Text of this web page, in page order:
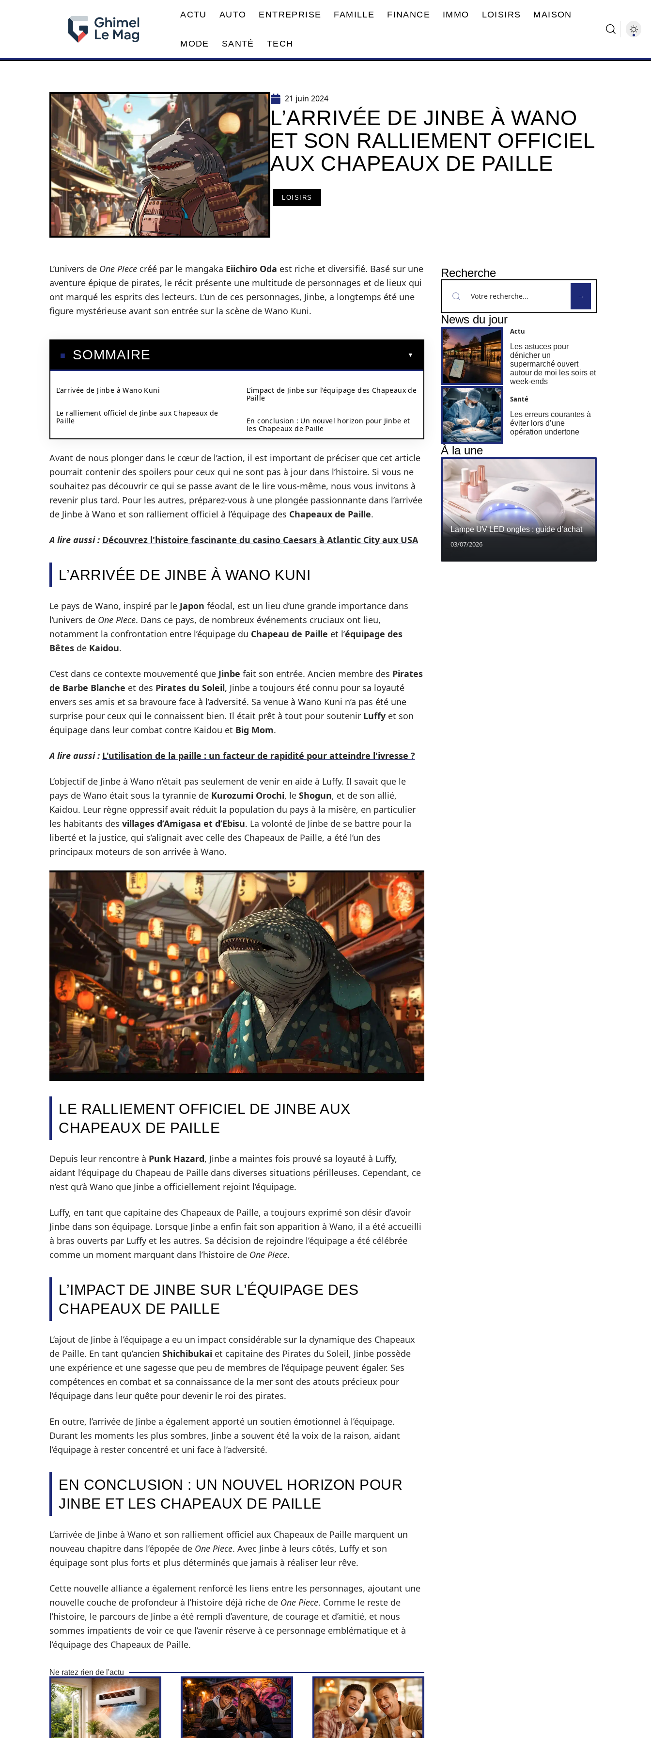
ACTU AUTO ENTREPRISE FAMILLE FINANCE IMMO LOISIRS MAISON
MODE SANTÉ TECH
21 juin 2024
L’ARRIVÉE DE JINBE À WANO
ET SON RALLIEMENT OFFICIEL
AUX CHAPEAUX DE PAILLE
LOISIRS
L’univers de One Piece créé par le mangaka Eiichiro Oda est riche et diversifié. Basé sur une
aventure épique de pirates, le récit présente une multitude de personnages et de lieux qui
ont marqué les esprits des lecteurs. L’un de ces personnages, Jinbe, a longtemps été une
figure mystérieuse avant son entrée sur la scène de Wano Kuni.
SOMMAIRE
L’arrivée de Jinbe à Wano Kuni
Le ralliement officiel de Jinbe aux Chapeaux de
Paille
L’impact de Jinbe sur l’équipage des Chapeaux de
Paille
En conclusion : Un nouvel horizon pour Jinbe et
les Chapeaux de Paille
Avant de nous plonger dans le cœur de l’action, il est important de préciser que cet article
pourrait contenir des spoilers pour ceux qui ne sont pas à jour dans l’histoire. Si vous ne
souhaitez pas découvrir ce qui se passe avant de le lire vous-même, nous vous invitons à
revenir plus tard. Pour les autres, préparez-vous à une plongée passionnante dans l’arrivée
de Jinbe à Wano et son ralliement officiel à l’équipage des Chapeaux de Paille.
A lire aussi : Découvrez l'histoire fascinante du casino Caesars à Atlantic City aux USA
L’ARRIVÉE DE JINBE À WANO KUNI
Le pays de Wano, inspiré par le Japon féodal, est un lieu d’une grande importance dans
l’univers de One Piece. Dans ce pays, de nombreux événements cruciaux ont lieu,
notamment la confrontation entre l’équipage du Chapeau de Paille et l’équipage des
Bêtes de Kaidou.
C’est dans ce contexte mouvementé que Jinbe fait son entrée. Ancien membre des Pirates
de Barbe Blanche et des Pirates du Soleil, Jinbe a toujours été connu pour sa loyauté
envers ses amis et sa bravoure face à l’adversité. Sa venue à Wano Kuni n’a pas été une
surprise pour ceux qui le connaissent bien. Il était prêt à tout pour soutenir Luffy et son
équipage dans leur combat contre Kaidou et Big Mom.
A lire aussi : L'utilisation de la paille : un facteur de rapidité pour atteindre l'ivresse ?
L’objectif de Jinbe à Wano n’était pas seulement de venir en aide à Luffy. Il savait que le
pays de Wano était sous la tyrannie de Kurozumi Orochi, le Shogun, et de son allié,
Kaidou. Leur règne oppressif avait réduit la population du pays à la misère, en particulier
les habitants des villages d’Amigasa et d’Ebisu. La volonté de Jinbe de se battre pour la
liberté et la justice, qui s’alignait avec celle des Chapeaux de Paille, a été l’un des
principaux moteurs de son arrivée à Wano.
LE RALLIEMENT OFFICIEL DE JINBE AUX
CHAPEAUX DE PAILLE
Depuis leur rencontre à Punk Hazard, Jinbe a maintes fois prouvé sa loyauté à Luffy,
aidant l’équipage du Chapeau de Paille dans diverses situations périlleuses. Cependant, ce
n’est qu’à Wano que Jinbe a officiellement rejoint l’équipage.
Luffy, en tant que capitaine des Chapeaux de Paille, a toujours exprimé son désir d’avoir
Jinbe dans son équipage. Lorsque Jinbe a enfin fait son apparition à Wano, il a été accueilli
à bras ouverts par Luffy et les autres. Sa décision de rejoindre l’équipage a été célébrée
comme un moment marquant dans l’histoire de One Piece.
L’IMPACT DE JINBE SUR L’ÉQUIPAGE DES
CHAPEAUX DE PAILLE
L’ajout de Jinbe à l’équipage a eu un impact considérable sur la dynamique des Chapeaux
de Paille. En tant qu’ancien Shichibukai et capitaine des Pirates du Soleil, Jinbe possède
une expérience et une sagesse que peu de membres de l’équipage peuvent égaler. Ses
compétences en combat et sa connaissance de la mer sont des atouts précieux pour
l’équipage dans leur quête pour devenir le roi des pirates.
En outre, l’arrivée de Jinbe a également apporté un soutien émotionnel à l’équipage.
Durant les moments les plus sombres, Jinbe a souvent été la voix de la raison, aidant
l’équipage à rester concentré et uni face à l’adversité.
EN CONCLUSION : UN NOUVEL HORIZON POUR
JINBE ET LES CHAPEAUX DE PAILLE
L’arrivée de Jinbe à Wano et son ralliement officiel aux Chapeaux de Paille marquent un
nouveau chapitre dans l’épopée de One Piece. Avec Jinbe à leurs côtés, Luffy et son
équipage sont plus forts et plus déterminés que jamais à réaliser leur rêve.
Cette nouvelle alliance a également renforcé les liens entre les personnages, ajoutant une
nouvelle couche de profondeur à l’histoire déjà riche de One Piece. Comme le reste de
l’histoire, le parcours de Jinbe a été rempli d’aventure, de courage et d’amitié, et nous
sommes impatients de voir ce que l’avenir réserve à ce personnage emblématique et à
l’équipage des Chapeaux de Paille.
Ne ratez rien de l'actu
Recherche
News du jour
Actu
Les astuces pour
dénicher un
supermarché ouvert
autour de moi les soirs et
week-ends
Santé
Les erreurs courantes à
éviter lors d’une
opération undertone
À la une
Lampe UV LED ongles : guide d’achat
03/07/2026